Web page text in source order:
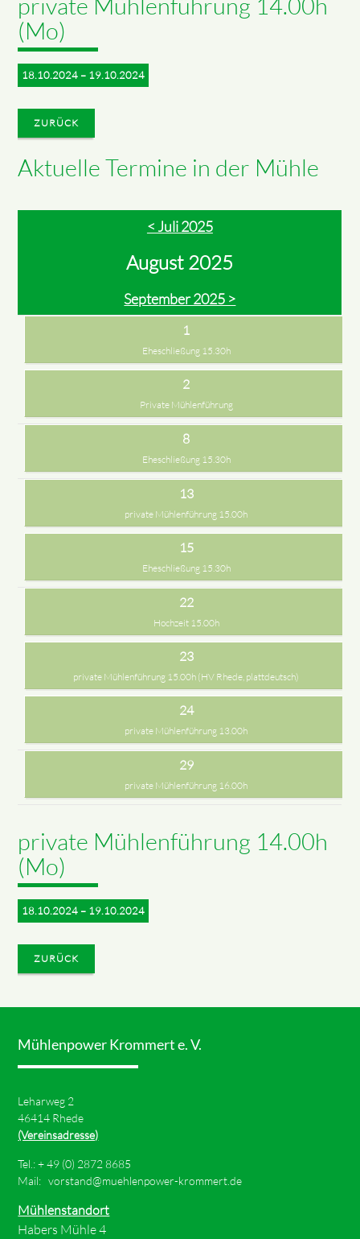
(Mo)
18.10.2024 – 19.10.2024
ZURÜCK
Aktuelle Termine in der Mühle
< Juli 2025
August 2025
September 2025 >
1
Eheschließung 15.30h
2
Private Mühlenführung
8
Eheschließung 15.30h
13
private Mühlenführung 15.00h
15
Eheschließung 15.30h
22
Hochzeit 15.00h
23
private Mühlenführung 15.00h (HV Rhede, plattdeutsch)
24
private Mühlenführung 13.00h
29
private Mühlenführung 16.00h
private Mühlenführung 14.00h
(Mo)
18.10.2024 – 19.10.2024
ZURÜCK
Mühlenpower Krommert e. V.
Leharweg 2
46414 Rhede
(Vereinsadresse)
Tel.: +49 (0) 2872 8685
Mail:vorstand@muehlenpower-krommert.de
Mühlenstandort
Habers Mühle 4